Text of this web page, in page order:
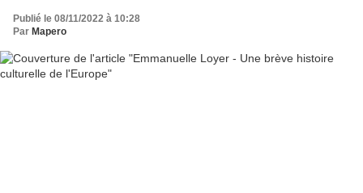
Publié le 08/11/2022 à 10:28
Par Mapero